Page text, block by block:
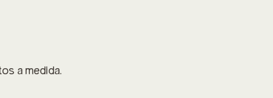
a medida.